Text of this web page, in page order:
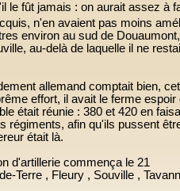
le fût jamais : on aurait assez à
n'en avaient pas moins
environ au sud de
au-delà de laquelle il ne
allemand comptait bien,
effort, il avait le ferme
était réunie : 380 et 420 en
régiments, afin qu'ils pussent
était là.
d'artillerie commença le 21
Terre , Fleury , Souville ,